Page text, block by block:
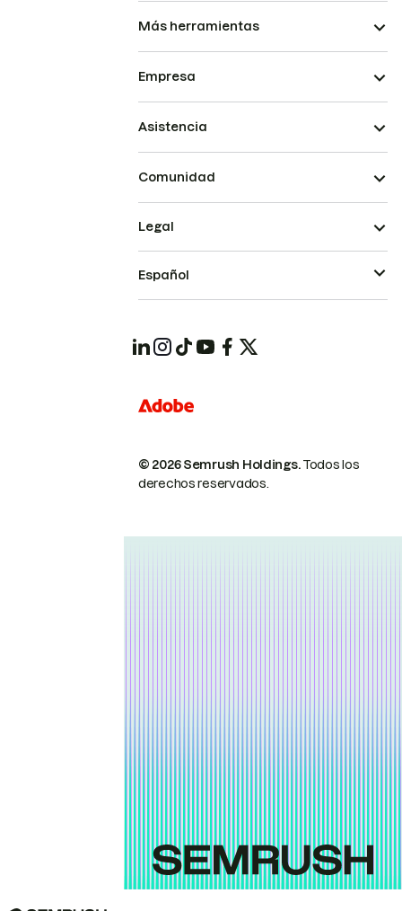
Más herramientas
Empresa
Asistencia
Comunidad
© 2026 Semrush Holdings.Todos los
derechos reservados.
Legal
Español